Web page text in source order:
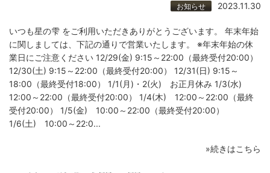
お知らせ 2023.11.30
いつも星の雫 をご利用いただきありがとうございます。 年末年始
に関しましては、下記の通りで営業いたします。 ※年末年始の休
業日にご注意ください 12/29(金) 9:15～22:00（最終受付20:00）
12/30(土) 9:15～22:00（最終受付20:00） 12/31(日) 9:15～
18:00（最終受付18:00） 1/1(月)・2(火) お正月休み 1/3(水)
12:00～22:00（最終受付20:00） 1/4(木) 12:00～22:00（最終
受付20:00） 1/5(金) 10:00～22:00（最終受付20:00）
1/6(土) 10:00～22:0...
»続きはこちら